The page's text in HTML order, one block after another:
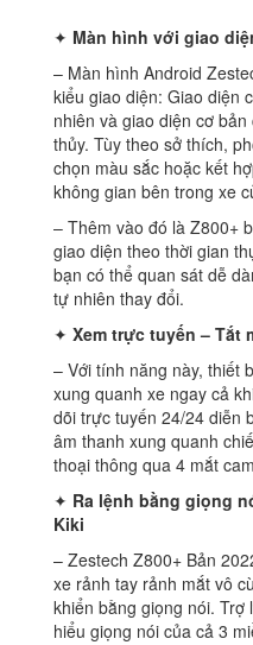
✦ Màn hình với giao
– Màn hình Android
kiểu giao diện: Giao diện
nhiên và giao diện cơ
thủy. Tùy theo sở thích,
chọn màu sắc hoặc kết
không gian bên trong xe
– Thêm vào đó là Z800+
giao diện theo thời gian
bạn có thể quan sát dễ
tự nhiên thay đổi.
✦ Xem trực tuyến – Tắt
– Với tính năng này, thiết
xung quanh xe ngay cả
dõi trực tuyến 24/24 diễn
âm thanh xung quanh
thoại thông qua 4 mắt
✦ Ra lệnh bằng giọng
Kiki
– Zestech Z800+ Bản
xe rảnh tay rảnh mắt vô
khiển bằng giọng nói. Trợ
hiểu giọng nói của cả 3